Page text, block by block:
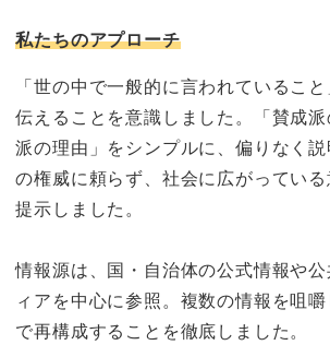
私たちのアプローチ
「世の中で一般的に言われているこ
伝えることを意識しました。「賛成
派の理由」をシンプルに、偏りなく
の権威に頼らず、社会に広がってい
提示しました。
情報源は、国・自治体の公式情報や
ィアを中心に参照。複数の情報を咀
で再構成することを徹底しました。